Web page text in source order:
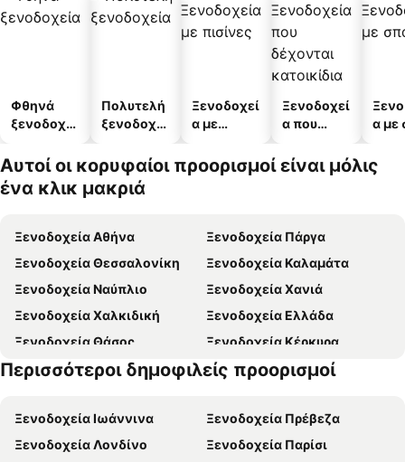
Φθηνά
ξενοδοχεί
Πολυτελή
ξενοδοχεί
Ξενοδοχεί
α με
Ξενοδοχεί
α που
κατοικίδι
α
α με
Αυτοί οι κορυφαίοι προορισμοί είναι μόλις
ένα κλικ μακριά
Ξενοδοχεία Αθήνα
Ξενοδοχεία Πάργα
Ξενοδοχεία Θεσσαλονίκη
Ξενοδοχεία Καλαμάτα
Ξενοδοχεία Ναύπλιο
Ξενοδοχεία Χανιά
Ξενοδοχεία Χαλκιδική
Ξενοδοχεία Ελλάδα
Ξενοδοχεία Θάσος
Ξενοδοχεία Κέρκυρα
Ξενοδοχεία Ζάκυνθος
Ξενοδοχεία Κρήτη
Περισσότεροι δημοφιλείς προορισμοί
Ξενοδοχεία Ιωάννινα
Ξενοδοχεία Πρέβεζα
Ξενοδοχεία Λονδίνο
Ξενοδοχεία Παρίσι